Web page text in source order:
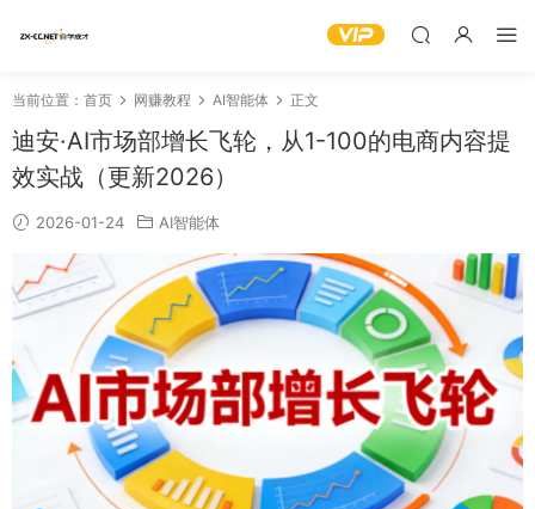
当前位置： 首页 网赚教程 AI智能体 正文
迪安·AI市场部增长飞轮，从1-100的电商内容提
效实战（更新2026）
2026-01-24 AI智能体